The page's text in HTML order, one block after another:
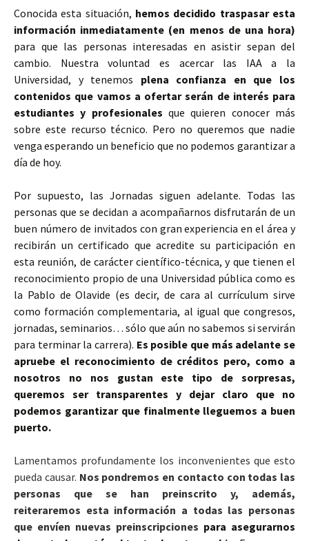
Conocida esta situación, hemos decidido traspasar esta
información inmediatamente (en menos de una hora)
para que las personas interesadas en asistir sepan del
cambio. Nuestra voluntad es acercar las IAA a la
Universidad, y tenemos plena confianza en que los
contenidos que vamos a ofertar serán de interés para
estudiantes y profesionales que quieren conocer más
sobre este recurso técnico. Pero no queremos que nadie
venga esperando un beneficio que no podemos garantizar a
día de hoy.
Por supuesto, las Jornadas siguen adelante. Todas las
personas que se decidan a acompañarnos disfrutarán de un
buen número de invitados con gran experiencia en el área y
recibirán un certificado que acredite su participación en
esta reunión, de carácter científico-técnica, y que tienen el
reconocimiento propio de una Universidad pública como es
la Pablo de Olavide (es decir, de cara al currículum sirve
como formación complementaria, al igual que congresos,
jornadas, seminarios… sólo que aún no sabemos si servirán
para terminar la carrera). Es posible que más adelante se
apruebe el reconocimiento de créditos pero, como a
nosotros no nos gustan este tipo de sorpresas,
queremos ser transparentes y dejar claro que no
podemos garantizar que finalmente lleguemos a buen
puerto.
Lamentamos profundamente los inconvenientes que esto
pueda causar. Nos pondremos en contacto con todas las
personas que se han preinscrito y, además,
reiteraremos esta información a todas las personas
que envíen nuevas preinscripciones para asegurarnos